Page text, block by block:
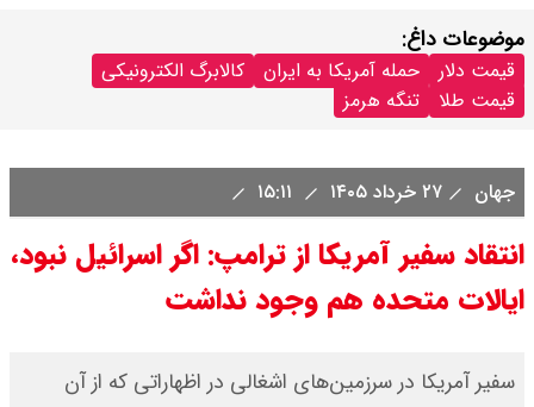
موضوعات داغ:
قیمت دلار حمله آمریکا به ایران
کالابرگ الکترونیکی
قیمت طلا
تنگه هرمز
جهان ۲۷ خرداد ۱۴۰۵
انتقاد سفیر آمریکا از ترامپ: اگر اسرائیل نبود،
ایالات متحده هم وجود نداشت
سفیر آمریکا در سرزمین‌های اشغالی در اظهاراتی که از آن